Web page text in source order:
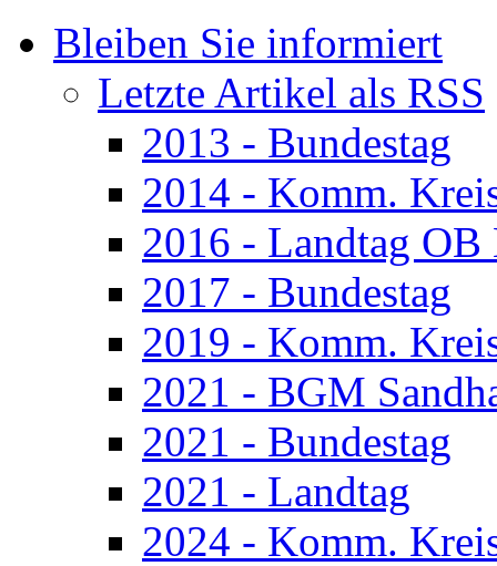
Bleiben Sie informiert
Letzte Artikel als RSS
2013 - Bundestag
2014 - Komm.
2016 - Landtag OB
2017 - Bundestag
2019 - Komm.
2021 - BGM
2021 - Bundestag
2021 - Landtag
2024 - Komm.